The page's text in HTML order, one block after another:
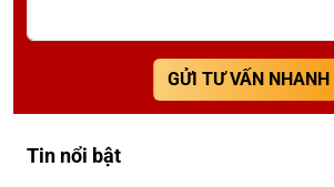
GỬI TƯ VẤN NHANH
Tin nổi bật